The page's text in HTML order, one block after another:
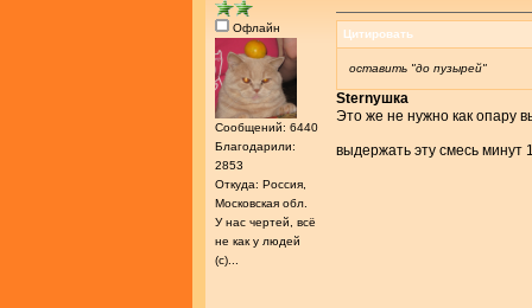
Офлайн
Сообщений: 6440
Благодарили:
2853
Откуда: Россия,
Московская обл.
У нас чертей, всё
не как у людей
(с)...
Цитировать
оставить "до пузырей"
Sternушка
Это же не нужно как опару
выдержать эту смесь минут